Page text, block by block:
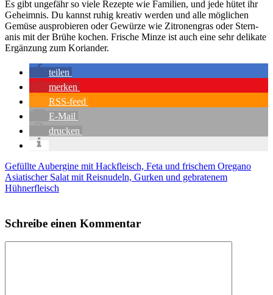
Es gibt unge­fähr so vie­le Rezep­te wie Fami­li­en, und jede hütet ihr
Geheim­nis. Du kannst ruhig krea­tiv wer­den und alle mög­li­chen
Gemü­se aus­pro­bie­ren oder Gewür­ze wie Zitro­nen­gras oder Stern­
anis mit der Brü­he kochen. Fri­sche Min­ze ist auch eine sehr deli­ka­te
Ergän­zung zum Kori­an­der.
tei­len
mer­ken
RSS-feed
E‑Mail
dru­cken
Gefüllte Aubergine mit Hackfleisch, Feta und frischem Oregano
Asiatischer Salat mit Reisnudeln, Gurken und gebratenem
Hühnerfleisch
Schreibe einen Kommentar